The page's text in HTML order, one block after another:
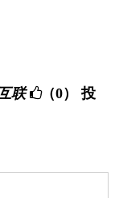
联 （0）
投